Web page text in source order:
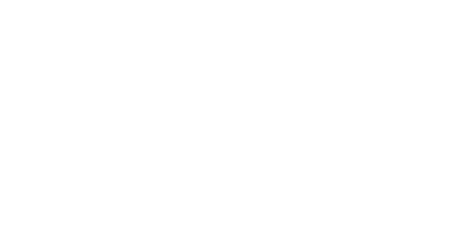
Firmen oder
Ausnahme von der
Beispiel zur